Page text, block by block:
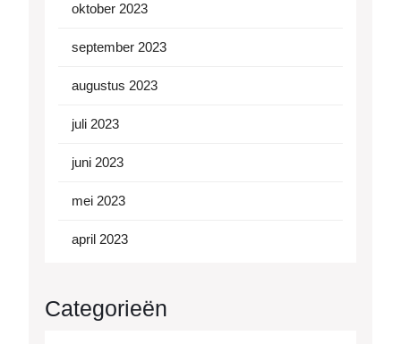
oktober 2023
september 2023
augustus 2023
juli 2023
juni 2023
mei 2023
april 2023
Categorieën